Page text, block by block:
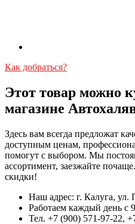
Как добраться?
Этот товар можно
магазине
Здесь вам всегда предложат
доступным ценам,
помогут с выбором. Мы
ассортимент, заезжайте
скидки!
Наш адрес: г. Калуга, ул.
Работаем каждый день с
Тел. +7 (900) 571-97-22,